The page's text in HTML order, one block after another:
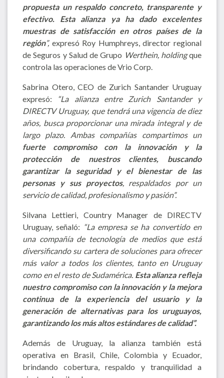
propuesta un respaldo concreto, transparente y
efectivo. Esta alianza ya ha dado excelentes
muestras de satisfacción en otros países de la
región”,expresó Roy Humphreys, director regional
de Seguros y Salud de Grupo Werthein, holdingque
controla las operaciones de Vrio Corp.
Sabrina Otero, CEO de Zurich Santander Uruguay
expresó:
“La alianza entre Zurich Santander y
DIRECTV Uruguay, que tendrá una vigencia de diez
años, busca proporcionar una mirada integral y de
largo plazo. Ambas compañías compartimos un
fuerte compromiso con la innovación y la
protección de nuestros clientes, buscando
garantizar la seguridad y el bienestar de las
personas y sus proyectos, respaldados por un
servicio de calidad, profesionalismo y pasión”.
Silvana Lettieri, Country Manager de DIRECTV
Uruguay, señaló: “La empresa se ha convertido en
una compañía de tecnología de medios que está
diversificando su cartera de soluciones para ofrecer
más valor a todos los clientes, tanto en Uruguay
como en el resto de Sudamérica. Esta alianza refleja
nuestro compromiso con la innovación y la mejora
continua de la experiencia del usuario y la
generación de alternativas para los uruguayos,
garantizando los más altos estándares de calidad”.
Además de Uruguay, la alianza también está
operativa en Brasil, Chile, Colombia y Ecuador,
brindando cobertura, respaldo y tranquilidad a